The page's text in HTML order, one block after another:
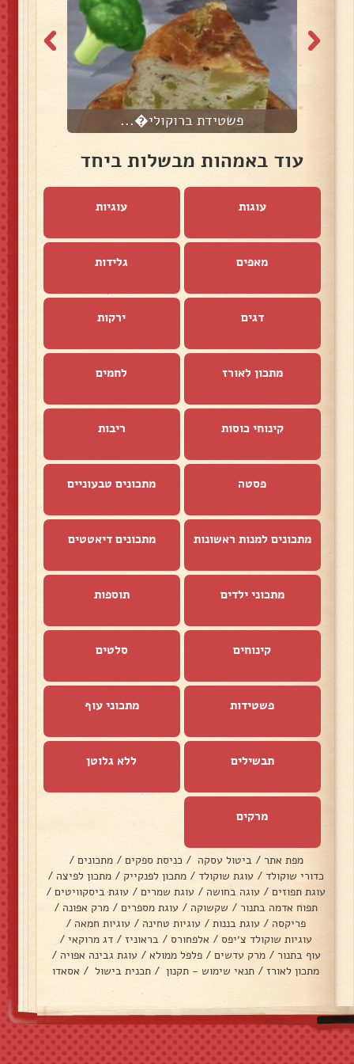
פשטידת ברוקולי�...
עוד באמהות מבשלות ביחד
עוגות עוגיות
מאפים גלידות
דגים ירקות
מתכון לאורז לחמים
קינוחי כוסות ריבות
פסטה מתכונים טבעוניים
מתכונים למנות ראשונות מתכונים דיאטטים
מתכוני ילדים תוספות
קינוחים סלטים
פשטידות מתכוני עוף
תבשילים ללא גלוטן
מרקים
מפת אתר / ביטול עסקה / כניסת ספקים / מתכונים /
כדורי שוקולד / עוגת שוקולד / מתכון לפנקייק / מתכון לפיצה /
עוגת תפוזים / עוגה בחושה / עוגת שמרים / עוגת ביסקוויטים /
תפוח אדמה בתנור / שקשוקה / עוגת מספרים / מרק אפונה /
פריקסה / עוגת בננות / עוגיות טחינה / עוגיות חמאה /
עוגיות שוקולד צ׳יפס / אלפחורס / בראוניז / דג מרוקאי /
עוף בתנור / מרק עדשים / פלפל ממולא / עוגת גבינה אפויה /
מתכון לאורז / תנאי שימוש - תקנון / תכנית בישול / אסאדו